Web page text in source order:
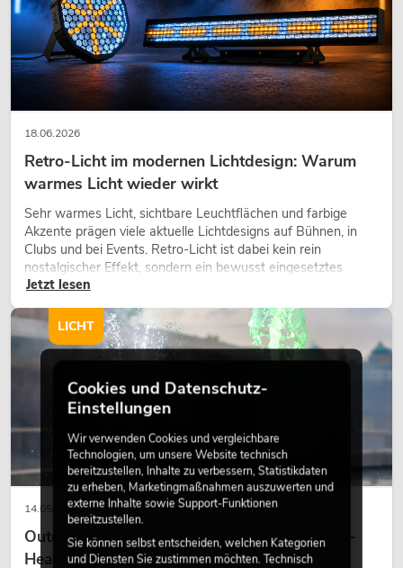
18.06.2026
Retro-Licht im modernen Lichtdesign: Warum
warmes Licht wieder wirkt
Sehr warmes Licht, sichtbare Leuchtflächen und farbige
Akzente prägen viele aktuelle Lichtdesigns auf Bühnen, in
Clubs und bei Events. Retro-Licht ist dabei kein rein
nostalgischer Effekt, sondern ein bewusst eingesetztes
Gestaltungsmittel: Es schafft Atmosphäre, gibt Szenen
wirken lassen.
Jetzt lesen
14.05.2026
Outdoor Moving-Heads: Wetterfeste Moving-
Heads bei Events
LICHT
Cookies und Datenschutz-
Einstellungen
Wir verwenden Cookies und vergleichbare
Technologien, um unsere Website technisch
bereitzustellen, Inhalte zu verbessern, Statistikdaten
zu erheben, Marketingmaßnahmen auszuwerten und
externe Inhalte sowie Support-Funktionen
bereitzustellen.
Sie können selbst entscheiden, welchen Kategorien
und Diensten Sie zustimmen möchten. Technisch